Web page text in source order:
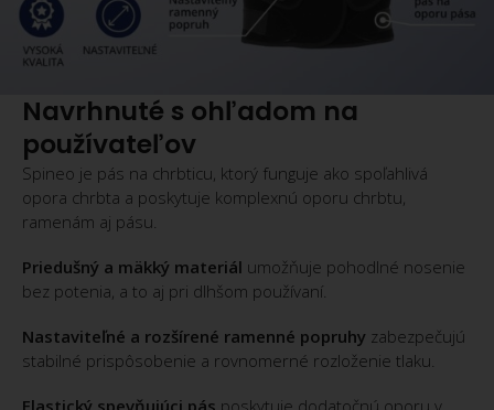
Navrhnuté s ohľadom na
používateľov
Spineo je pás na chrbticu, ktorý funguje ako spoľahlivá
opora chrbta a poskytuje komplexnú oporu chrbtu,
ramenám aj pásu.
Priedušný a mäkký materiál umožňuje pohodlné nosenie
bez potenia, a to aj pri dlhšom používaní.
Nastaviteľné a rozšírené ramenné popruhy zabezpečujú
stabilné prispôsobenie a rovnomerné rozloženie tlaku.
Elastický spevňujúci pás poskytuje dodatočnú oporu v